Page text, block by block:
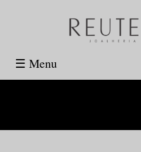
☰ Menu